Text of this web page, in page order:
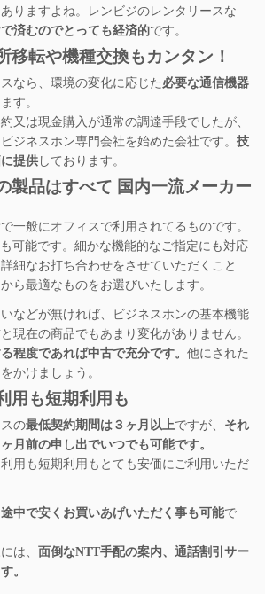
りますよね。レンビジのレンタリースな
済むのでとっても経済的です。
転や機種交換もカンタン！
なら、環境の変化に応じた 必要な通信機器
す。
又は現金購入が通常の調達手段でしたが、
ジネスホン専門会社を始めた会社です。 技
提供 しております。
製品はすべて 国内一流メーカー
一般にオフィスで利用されてるものです。
可能です。細かな機能的なご指定にも対応
細なお打ち合わせをさせていただくこと
ら最適なものをお選びいたします。
などが無ければ、ビジネスホンの基本機能
現在の商品でもあまり変化がありません。
程度であれば中古で充分です。 他にされた
かけましょう。
用も短期利用も
の最低契約期間は３ヶ月以上ですが、 それ
月前の申し出でいつでも可能です。
用も短期利用もとても安価にご利用いただ
途中で安くお買いあげいただく事も可能で
は、 面倒なNTT手配の案内、通話割引サー
。